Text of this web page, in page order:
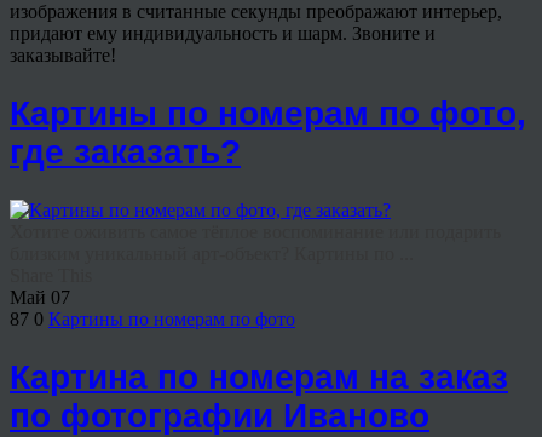
изображения в считанные секунды преображают интерьер,
придают ему индивидуальность и шарм. Звоните и
заказывайте!
Картины по номерам по фото,
где заказать?
Май 07
87 0 Картины по номерам по фото
Картина по номерам на заказ
по фотографии Иваново